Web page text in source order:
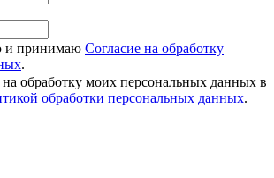
и принимаю Согласие на обработку
.
обработку моих персональных данных в
обработки персональных данных.